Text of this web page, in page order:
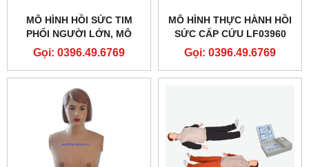
MÔ HÌNH HỒI SỨC TIM
PHỔI NGƯỜI LỚN, MÔ
HÌNH ÉP TIM THỔI NGẠT
PP-AM-2000-1-MS
Gọi: 0396.49.6769
MÔ HÌNH THỰC HÀNH HỒI
SỨC CẤP CỨU LF03960
NASCO
Gọi: 0396.49.6769